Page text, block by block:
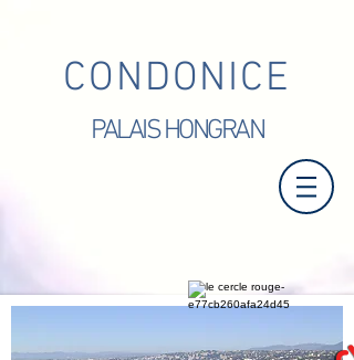
CONDONICE
PALAIS HONGRAN